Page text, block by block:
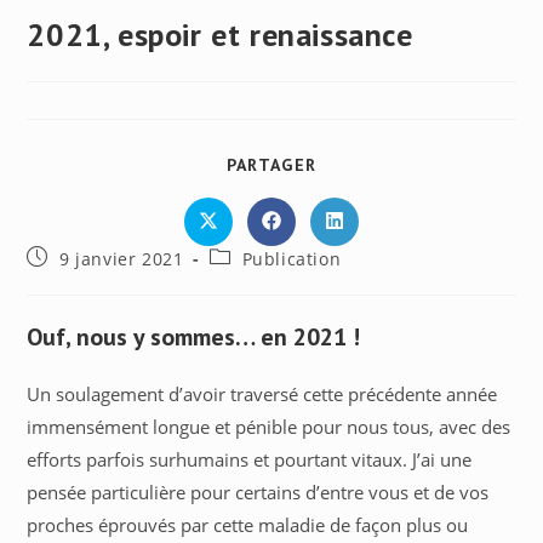
2021, espoir et renaissance
PARTAGER
CONTENU
Ouvrir
dans
une
Ouvrir
dans
une
Ouvrir
dans
une
Publication
9 janvier 2021
PostPublication
Ouf, nous y sommes… en 2021 !
Un soulagement d’avoir traversé cette précédente année
immensément longue et pénible pour nous tous, avec des
efforts parfois surhumains et pourtant vitaux. J’ai une
pensée particulière pour certains d’entre vous et de vos
proches éprouvés par cette maladie de façon plus ou